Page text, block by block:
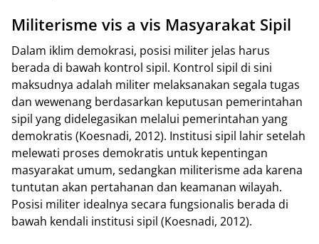
Militerisme vis a vis Masyarakat Sipil
Dalam iklim demokrasi, posisi militer jelas harus
berada di bawah kontrol sipil. Kontrol sipil di sini
maksudnya adalah militer melaksanakan segala tugas
dan wewenang berdasarkan keputusan pemerintahan
sipil yang didelegasikan melalui pemerintahan yang
demokratis (Koesnadi, 2012). Institusi sipil lahir setelah
melewati proses demokratis untuk kepentingan
masyarakat umum, sedangkan militerisme ada karena
tuntutan akan pertahanan dan keamanan wilayah.
Posisi militer idealnya secara fungsionalis berada di
bawah kendali institusi sipil (Koesnadi, 2012).